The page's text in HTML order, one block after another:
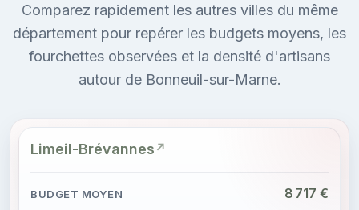
Comparez rapidement les autres villes du même
département pour repérer les budgets moyens, les
fourchettes observées et la densité d'artisans
autour de Bonneuil-sur-Marne.
Limeil-Brévannes
8 717 €